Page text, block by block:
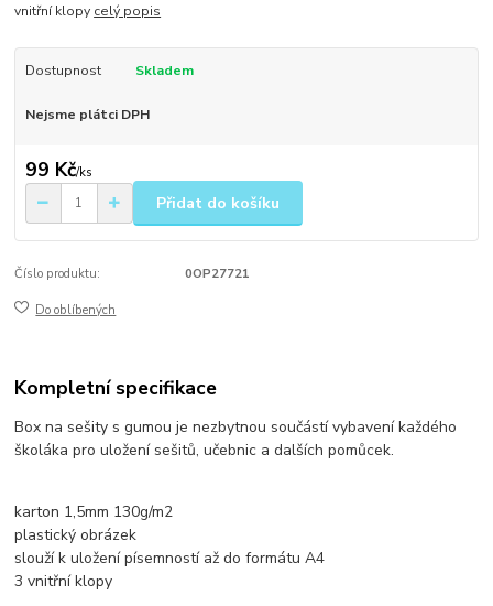
vnitřní klopy celý popis
Dostupnost Skladem
Nejsme plátci DPH
99 Kč/ks
Přidat do košíku
Číslo produktu: 0OP27721
Do oblíbených
Kompletní specifikace
Box na sešity s gumou je nezbytnou součástí vybavení každého
školáka pro uložení sešitů, učebnic a dalších pomůcek.
karton 1,5mm 130g/m2
plastický obrázek
slouží k uložení písemností až do formátu A4
3 vnitřní klopy